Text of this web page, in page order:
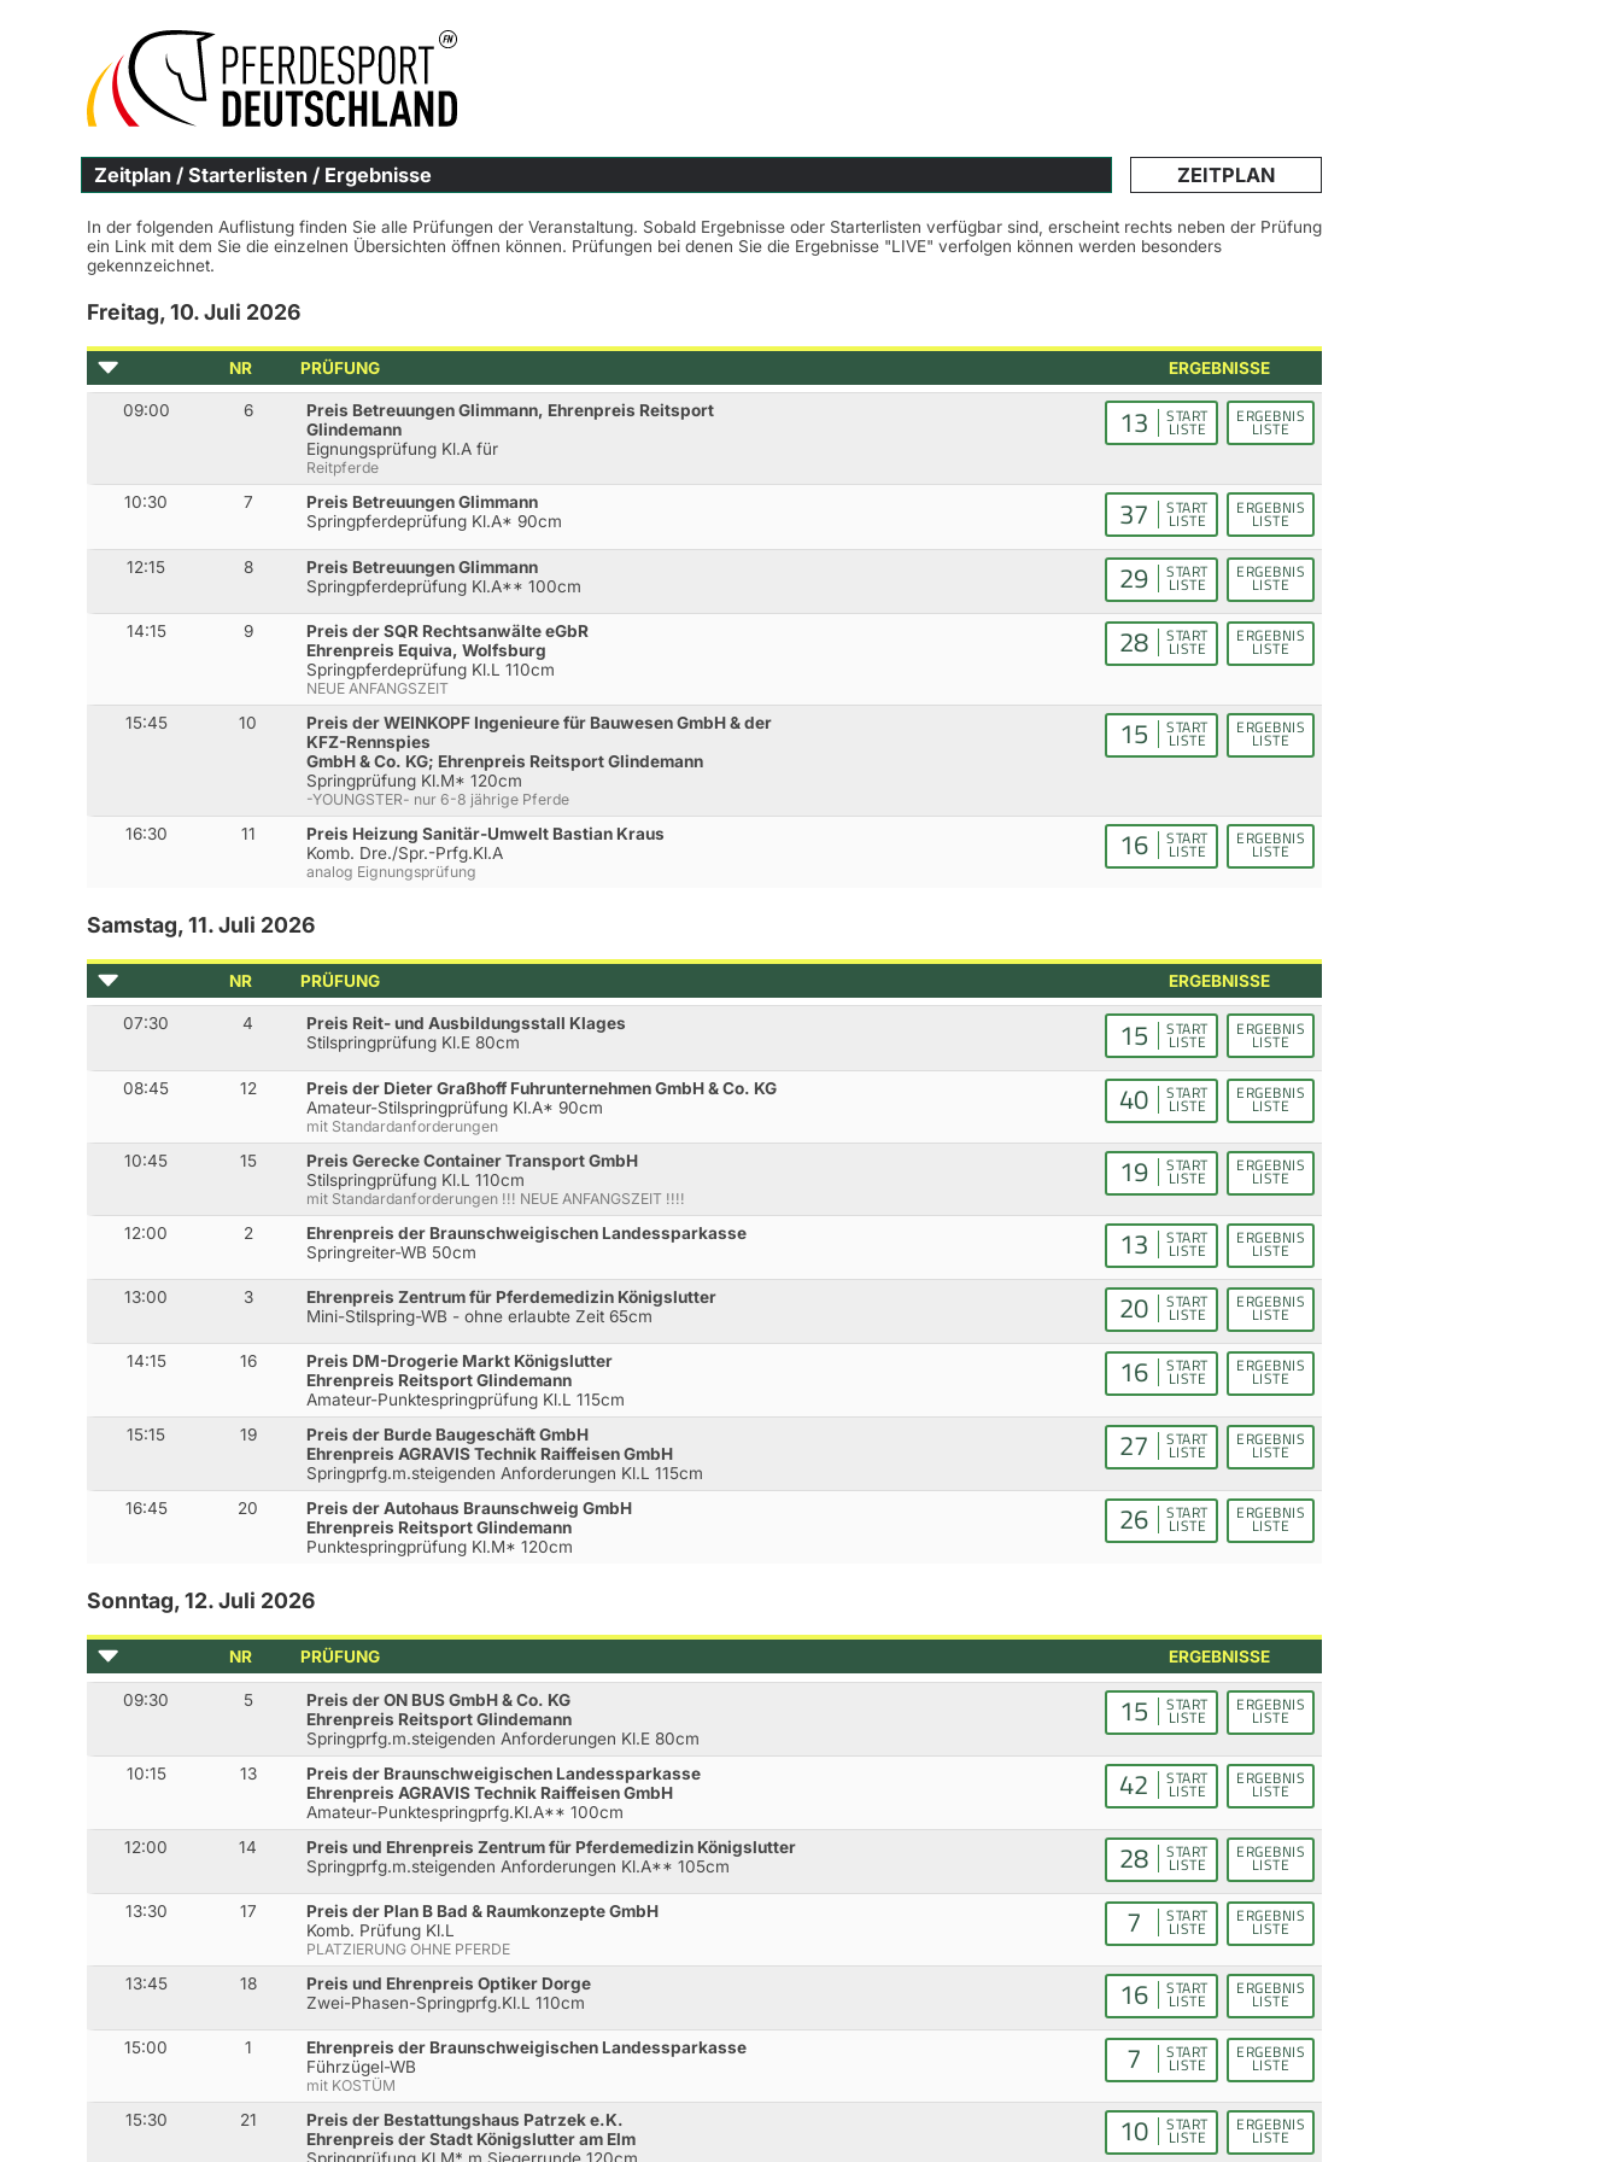
Zeitplan / Starterlisten / Ergebnisse ZEITPLAN
In der folgenden Auflistung finden Sie alle Prüfungen der Veranstaltung. Sobald Ergebnisse oder Starterlisten verfügbar sind, erscheint rechts neben der Prüfung
ein Link mit dem Sie die einzelnen Übersichten öffnen können. Prüfungen bei denen Sie die Ergebnisse "LIVE" verfolgen können werden besonders
gekennzeichnet.
Freitag, 10. Juli 2026
NR PRÜFUNG ERGEBNISSE
09:00 6
Preis Betreuungen Glimmann, Ehrenpreis Reitsport
Glindemann
Eignungsprüfung Kl.A für
Reitpferde
13 START
LISTE
ERGEBNIS
LISTE
10:30 7
Preis Betreuungen Glimmann
Springpferdeprüfung Kl.A* 90cm
37 START
LISTE
ERGEBNIS
LISTE
12:15 8
Preis Betreuungen Glimmann
Springpferdeprüfung Kl.A** 100cm
29 START
LISTE
ERGEBNIS
LISTE
14:15 9
Preis der SQR Rechtsanwälte eGbR
Ehrenpreis Equiva, Wolfsburg
Springpferdeprüfung Kl.L 110cm
NEUE ANFANGSZEIT
28 START
LISTE
ERGEBNIS
LISTE
15:45 10
Preis der WEINKOPF Ingenieure für Bauwesen GmbH & der
KFZ-Rennspies
GmbH & Co. KG; Ehrenpreis Reitsport Glindemann
Springprüfung Kl.M* 120cm
-YOUNGSTER- nur 6-8 jährige Pferde
15 START
LISTE
ERGEBNIS
LISTE
16:30 11
Preis Heizung Sanitär-Umwelt Bastian Kraus
Komb. Dre./Spr.-Prfg.Kl.A
analog Eignungsprüfung
16 START
LISTE
ERGEBNIS
LISTE
Samstag, 11. Juli 2026
NR PRÜFUNG ERGEBNISSE
07:30 4
Preis Reit- und Ausbildungsstall Klages
Stilspringprüfung Kl.E 80cm
15 START
LISTE
ERGEBNIS
LISTE
08:45 12
Preis der Dieter Graßhoff Fuhrunternehmen GmbH & Co. KG
Amateur-Stilspringprüfung Kl.A* 90cm
mit Standardanforderungen
40 START
LISTE
ERGEBNIS
LISTE
10:45 15
Preis Gerecke Container Transport GmbH
Stilspringprüfung Kl.L 110cm
mit Standardanforderungen !!! NEUE ANFANGSZEIT !!!!
19 START
LISTE
ERGEBNIS
LISTE
12:00 2
Ehrenpreis der Braunschweigischen Landessparkasse
Springreiter-WB 50cm
13 START
LISTE
ERGEBNIS
LISTE
13:00 3
Ehrenpreis Zentrum für Pferdemedizin Königslutter
Mini-Stilspring-WB - ohne erlaubte Zeit 65cm
20 START
LISTE
ERGEBNIS
LISTE
14:15 16
Preis DM-Drogerie Markt Königslutter
Ehrenpreis Reitsport Glindemann
Amateur-Punktespringprüfung Kl.L 115cm
16 START
LISTE
ERGEBNIS
LISTE
15:15 19
Preis der Burde Baugeschäft GmbH
Ehrenpreis AGRAVIS Technik Raiffeisen GmbH
Springprfg.m.steigenden Anforderungen Kl.L 115cm
27 START
LISTE
ERGEBNIS
LISTE
16:45 20
Preis der Autohaus Braunschweig GmbH
Ehrenpreis Reitsport Glindemann
Punktespringprüfung Kl.M* 120cm
26 START
LISTE
ERGEBNIS
LISTE
Sonntag, 12. Juli 2026
NR PRÜFUNG ERGEBNISSE
09:30 5
Preis der ON BUS GmbH & Co. KG
Ehrenpreis Reitsport Glindemann
Springprfg.m.steigenden Anforderungen Kl.E 80cm
15 START
LISTE
ERGEBNIS
LISTE
10:15 13
Preis der Braunschweigischen Landessparkasse
Ehrenpreis AGRAVIS Technik Raiffeisen GmbH
Amateur-Punktespringprfg.Kl.A** 100cm
42 START
LISTE
ERGEBNIS
LISTE
12:00 14
Preis und Ehrenpreis Zentrum für Pferdemedizin Königslutter
Springprfg.m.steigenden Anforderungen Kl.A** 105cm
28 START
LISTE
ERGEBNIS
LISTE
13:30 17
Preis der Plan B Bad & Raumkonzepte GmbH
Komb. Prüfung Kl.L
PLATZIERUNG OHNE PFERDE
7 START
LISTE
ERGEBNIS
LISTE
13:45 18
Preis und Ehrenpreis Optiker Dorge
Zwei-Phasen-Springprfg.Kl.L 110cm
16 START
LISTE
ERGEBNIS
LISTE
15:00 1
Ehrenpreis der Braunschweigischen Landessparkasse
Führzügel-WB
mit KOSTÜM
7 START
LISTE
ERGEBNIS
LISTE
15:30 21
Preis der Bestattungshaus Patrzek e.K.
Ehrenpreis der Stadt Königslutter am Elm
10 START
LISTE
ERGEBNIS
LISTE